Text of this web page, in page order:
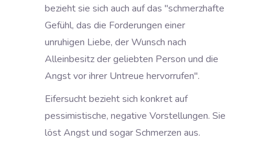
bezieht sie sich auch auf das "schmerzhafte
Gefühl, das die Forderungen einer
unruhigen Liebe, der Wunsch nach
Alleinbesitz der geliebten Person und die
Angst vor ihrer Untreue hervorrufen".
Eifersucht bezieht sich konkret auf
pessimistische, negative Vorstellungen. Sie
löst Angst und sogar Schmerzen aus.